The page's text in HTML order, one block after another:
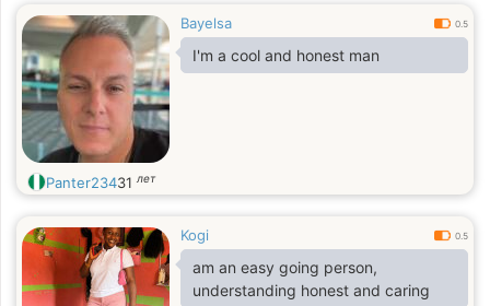
emotionally mature, and believe that
actions speak louder than words.
Bayelsa 0.5
I'm a cool and honest man
Panter23431 лет
Kogi 0.5
am an easy going person,
understanding honest and caring